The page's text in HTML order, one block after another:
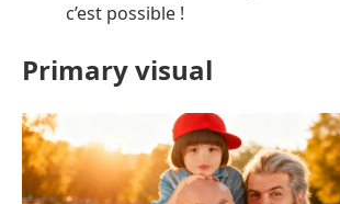
c’est possible !
Primary visual